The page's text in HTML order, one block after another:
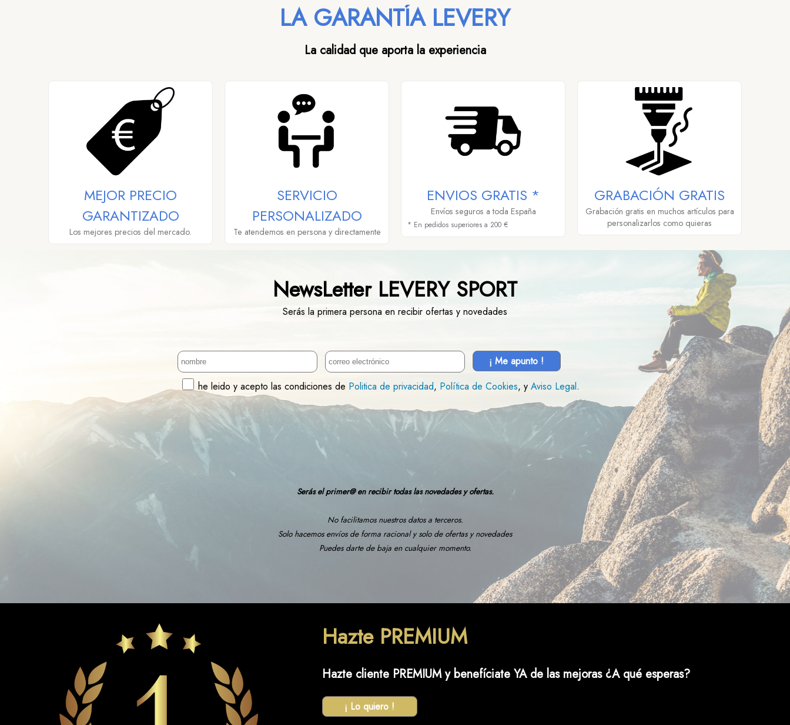
LA GARANTÍA LEVERY
La calidad que aporta la experiencia
MEJOR PRECIO
GARANTIZADO
Los mejores precios del mercado.
SERVICIO
PERSONALIZADO
Te atendemos en persona y directamente
ENVIOS GRATIS *
Envíos seguros a toda España
* En pedidos superiores a 200 €
GRABACIÓN GRATIS
Grabación gratis en muchos artículos para
personalizarlos como quieras
NewsLetter LEVERY SPORT
Serás la primera persona en recibir ofertas y novedades
¡ Me apunto !
he leido y acepto las condiciones de Politica de privacidad, Política de Cookies, y Aviso Legal.
Serás el primer@ en recibir todas las novedades y ofertas.
No facilitamos nuestros datos a terceros.
Solo hacemos envíos de forma racional y solo de ofertas y novedades
Puedes darte de baja en cualquier momento.
Hazte PREMIUM
Hazte cliente PREMIUM y benefíciate YA de las mejoras ¿A qué esperas?
¡ Lo quiero !